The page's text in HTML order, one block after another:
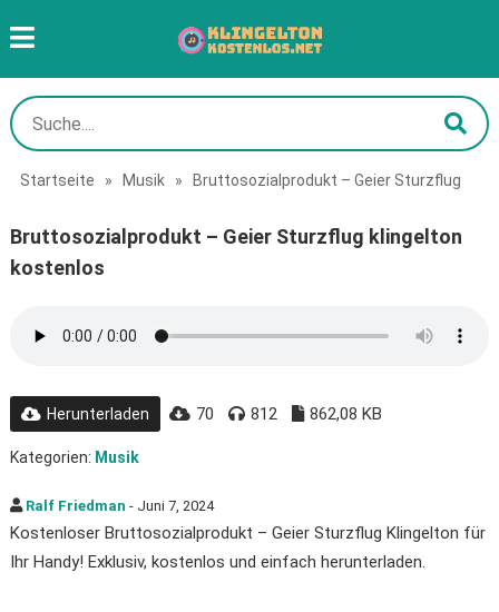
Startseite » Musik » Bruttosozialprodukt – Geier Sturzflug
Bruttosozialprodukt – Geier Sturzflug klingelton
kostenlos
Herunterladen 70 812 862,08 KB
Kategorien: Musik
Ralf Friedman - Juni 7, 2024
Kostenloser Bruttosozialprodukt – Geier Sturzflug Klingelton für
Ihr Handy! Exklusiv, kostenlos und einfach herunterladen.